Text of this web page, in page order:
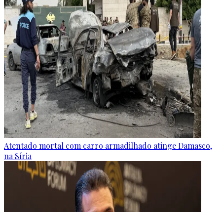
Atentado mortal com carro armadilhado atinge Damasco,
na Síria